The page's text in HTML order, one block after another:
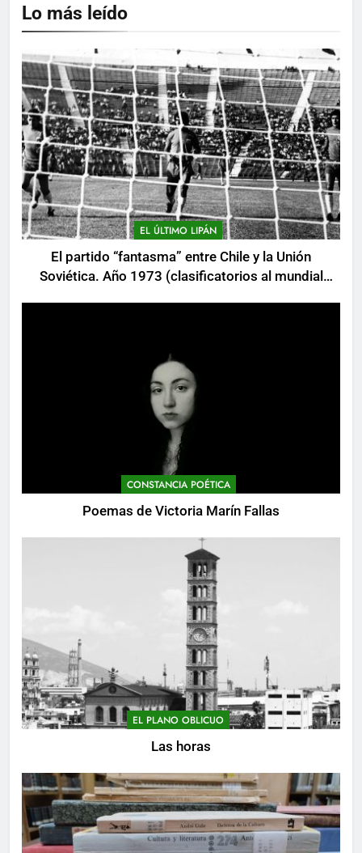
Lo más leído
EL ÚLTIMO LIPÁN
El partido “fantasma” entre Chile y la Unión
Soviética. Año 1973 (clasificatorios al mundial
CONSTANCIA POÉTICA
Poemas de Victoria Marín Fallas
EL PLANO OBLICUO
Las horas